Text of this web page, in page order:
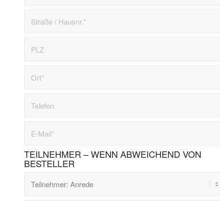
TEILNEHMER – WENN ABWEICHEND VON
BESTELLER